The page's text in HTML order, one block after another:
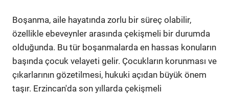
Boşanma, aile hayatında zorlu bir süreç olabilir,
özellikle ebeveynler arasında çekişmeli bir durumda
olduğunda. Bu tür boşanmalarda en hassas konuların
başında çocuk velayeti gelir. Çocukların korunması ve
çıkarlarının gözetilmesi, hukuki açıdan büyük önem
taşır. Erzincan'da son yıllarda çekişmeli